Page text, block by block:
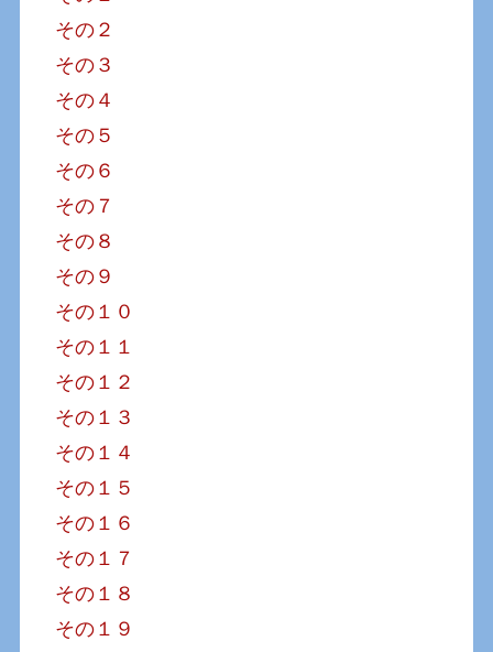
その２
その３
その４
その５
その６
その７
その８
その９
その１０
その１１
その１２
その１３
その１４
その１５
その１６
その１７
その１８
その１９